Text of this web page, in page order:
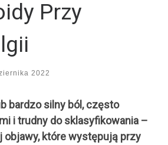
Przy
2022
bardzo silny ból, często
i trudny do sklasyfikowania –
objawy, które występują przy